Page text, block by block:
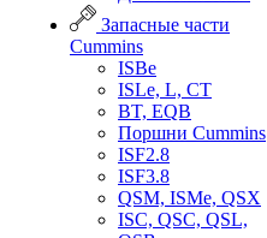
Запасные части
Cummins
ISBe
ISLe, L, CT
BT, EQB
Поршни Cummins
ISF2.8
ISF3.8
QSM, ISMe, QSX
ISC, QSC, QSL,